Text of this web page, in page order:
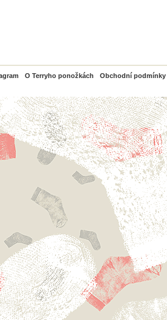
O Terryho ponožkách Obchodní podmínky
PayPal